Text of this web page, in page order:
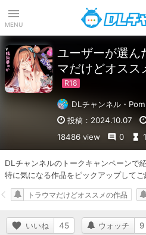
MENU
ユーザーが選ん
マだけどオスス
DLチャンネル・
投稿：2024.10.07
18486 view
0 1
DLチャンネルのトークキャンペーンで
特に気になる作品をピックアップしてご
いいね 45 ウォッチ 9
トラウマだけどオススメの作品